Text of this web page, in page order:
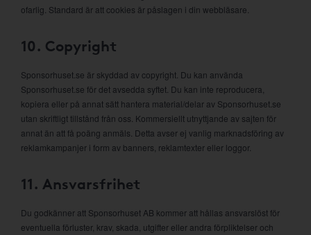
ofarlig. Standard är att cookies är påslagen i din webbläsare.
10. Copyright
Sponsorhuset.se är skyddad av copyright. Du kan använda
Sponsorhuset.se för det avsedda syftet. Du kan inte reproducera,
kopiera eller på annat sätt hantera material/delar av Sponsorhuset.se
utan skriftligt tillstånd från oss. Kommersiellt utnyttjande av sajten för
annat än att få poäng anmäls. Detta avser ej vanlig marknadsföring av
reklamkampanjer i form av banners, reklamtexter eller loggor.
11. Ansvarsfrihet
Du godkänner att Sponsorhuset AB kommer att hållas ansvarslöst för
eventuella förluster, krav, skada, utgifter eller andra förpliktelser och